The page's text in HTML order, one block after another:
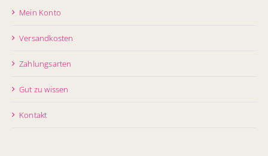
Mein Konto
Versandkosten
Zahlungsarten
Gut zu wissen
Kontakt